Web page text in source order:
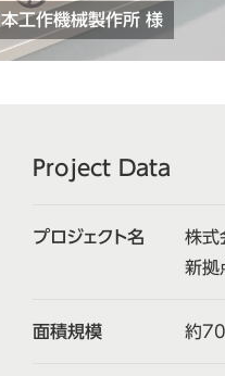
工作機械製作所 様
Project Data
プロジェクト名
株式
新拠
面積規模 約